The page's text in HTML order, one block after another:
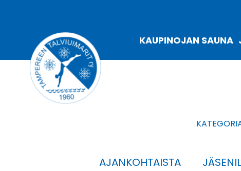
KAUPINOJAN SAUNA
AJANKOHTAISTA